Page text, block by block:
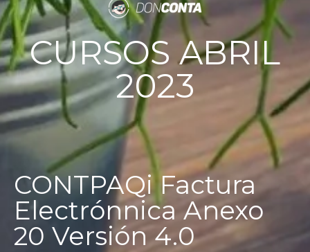
CURSOS ABRIL
2023
CONTPAQi Factura
Electrónnica Anexo
20 Versión 4.0